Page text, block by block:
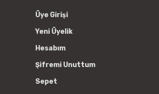
Üye Girişi
Yeni Üyelik
Hesabım
Şifremi Unuttum
Sepet